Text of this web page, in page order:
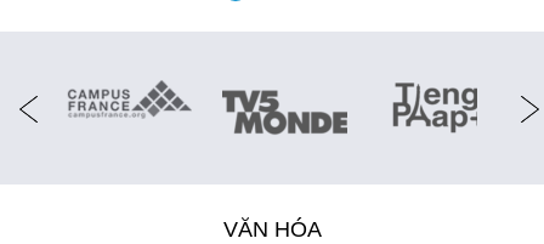
VĂN HÓA